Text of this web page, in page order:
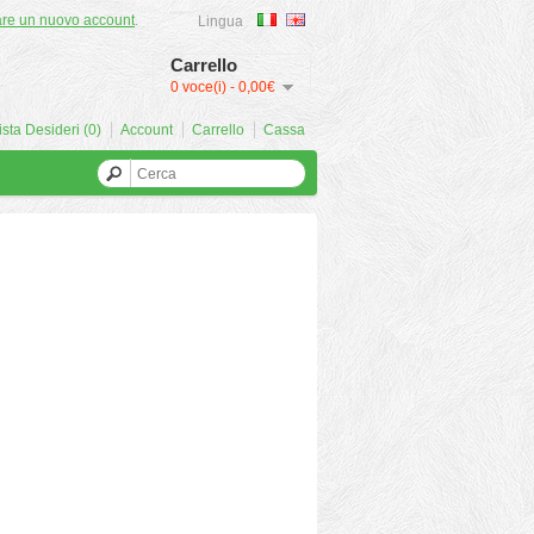
Lingua
Carrello
0 voce(i) - 0,00€
un nuovo account.
Desideri (0) Account Carrello Cassa